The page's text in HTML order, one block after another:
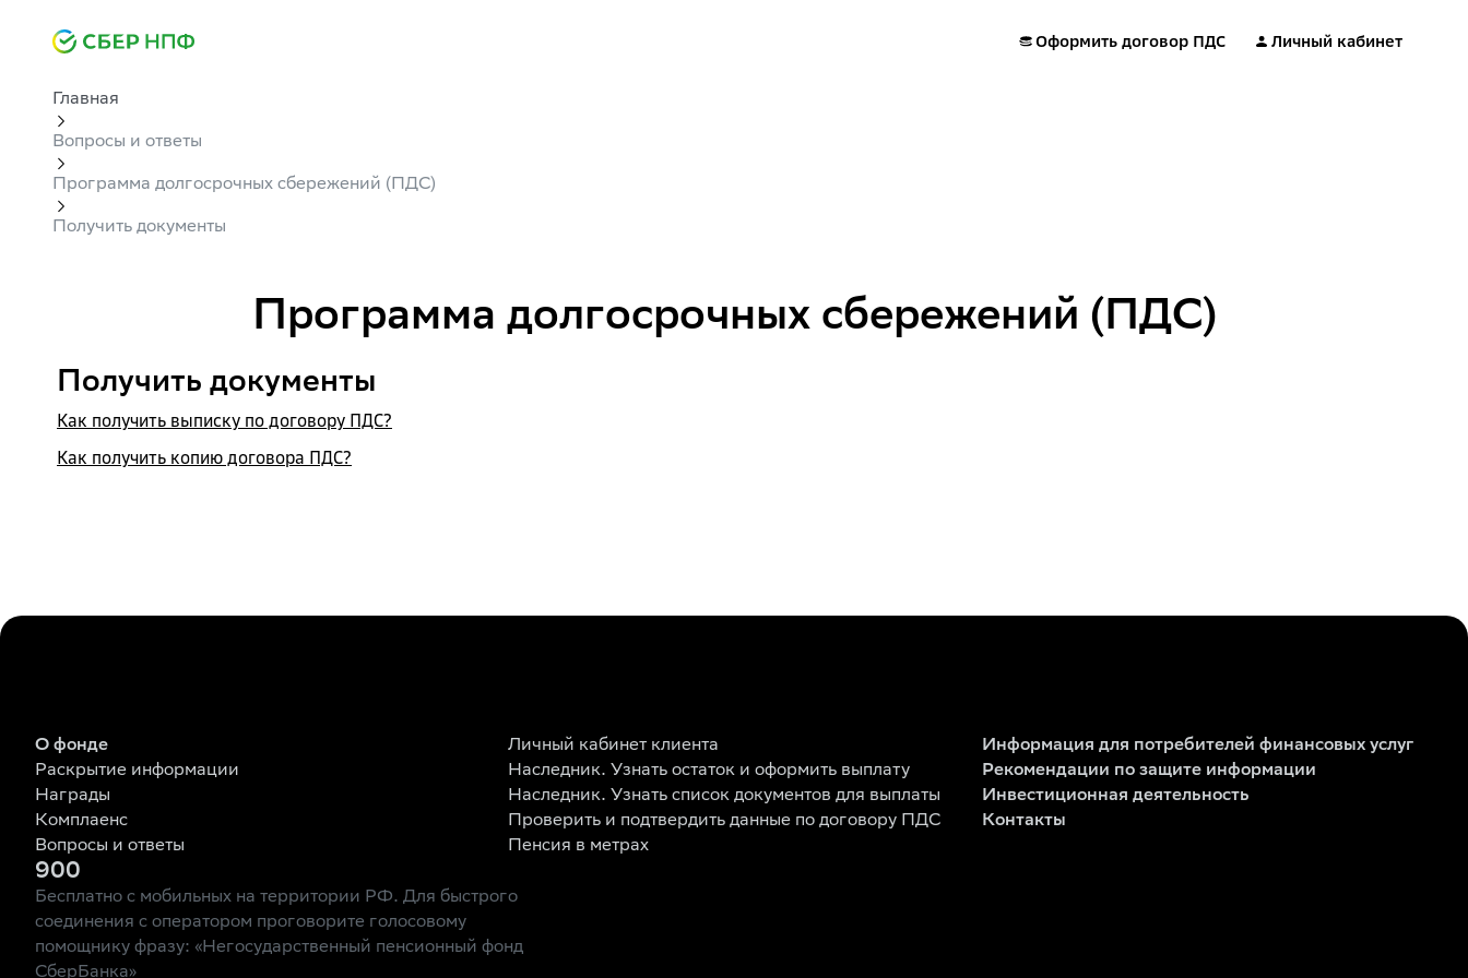
Оформить договор ПДС Личный кабинет
Главная
Вопросы и ответы
Программа долгосрочных сбережений (ПДС)
Получить документы
Программа долгосрочных сбережений (ПДС)
Получить документы
Как получить выписку по договору ПДС?
Как получить копию договора ПДС?
О фонде
Раскрытие информации
Награды
Комплаенс
Вопросы и ответы
Личный кабинет клиента
Наследник. Узнать остаток и оформить выплату
Наследник. Узнать список документов для выплаты
Проверить и подтвердить данные по договору ПДС
Пенсия в метрах
Информация для потребителей финансовых услуг
Рекомендации по защите информации
Инвестиционная деятельность
Контакты
900
Бесплатно с мобильных на территории РФ. Для быстрого
соединения с оператором проговорите голосовому
помощнику фразу: «Негосударственный пенсионный фонд
СберБанка»